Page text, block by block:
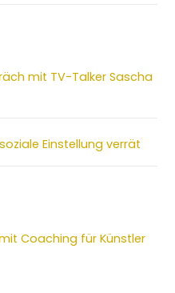
mit TV-Talker Sascha
Einstellung verrät
Coaching für Künstler